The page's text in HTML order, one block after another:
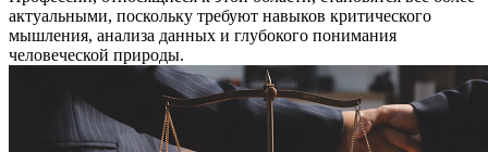
актуальными, поскольку требуют навыков критического
мышления, анализа данных и глубокого понимания
человеческой природы.